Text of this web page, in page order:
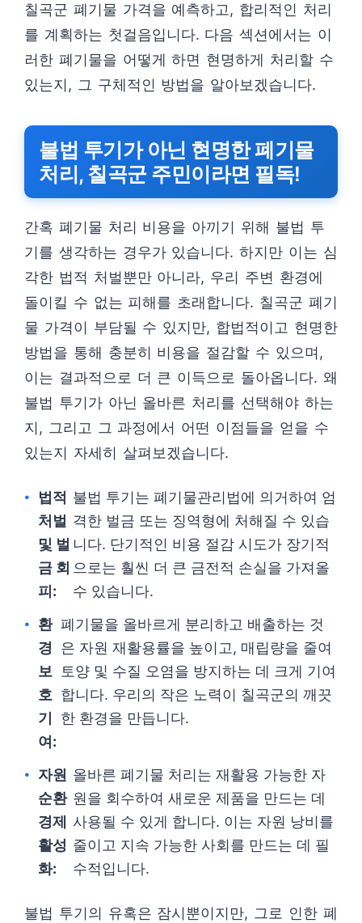
칠곡군 폐기물 가격을 예측하고, 합리적인 처리
를 계획하는 첫걸음입니다. 다음 섹션에서는 이
러한 폐기물을 어떻게 하면 현명하게 처리할 수
있는지, 그 구체적인 방법을 알아보겠습니다.
불법 투기가 아닌 현명한 폐기물
처리, 칠곡군 주민이라면 필독!
간혹 폐기물 처리 비용을 아끼기 위해 불법 투
기를 생각하는 경우가 있습니다. 하지만 이는 심
각한 법적 처벌뿐만 아니라, 우리 주변 환경에
돌이킬 수 없는 피해를 초래합니다. 칠곡군 폐기
물 가격이 부담될 수 있지만, 합법적이고 현명한
방법을 통해 충분히 비용을 절감할 수 있으며,
이는 결과적으로 더 큰 이득으로 돌아옵니다. 왜
불법 투기가 아닌 올바른 처리를 선택해야 하는
지, 그리고 그 과정에서 어떤 이점들을 얻을 수
있는지 자세히 살펴보겠습니다.
법적
처벌
및 벌
금 회
피:
불법 투기는 폐기물관리법에 의거하여 엄
격한 벌금 또는 징역형에 처해질 수 있습
니다. 단기적인 비용 절감 시도가 장기적
으로는 훨씬 더 큰 금전적 손실을 가져올
수 있습니다.
환
경
보
호
기
여:
폐기물을 올바르게 분리하고 배출하는 것
은 자원 재활용률을 높이고, 매립량을 줄여
토양 및 수질 오염을 방지하는 데 크게 기여
합니다. 우리의 작은 노력이 칠곡군의 깨끗
한 환경을 만듭니다.
자원
순환
경제
활성
화:
올바른 폐기물 처리는 재활용 가능한 자
원을 회수하여 새로운 제품을 만드는 데
사용될 수 있게 합니다. 이는 자원 낭비를
줄이고 지속 가능한 사회를 만드는 데 필
수적입니다.
불법 투기의 유혹은 잠시뿐이지만, 그로 인한 폐